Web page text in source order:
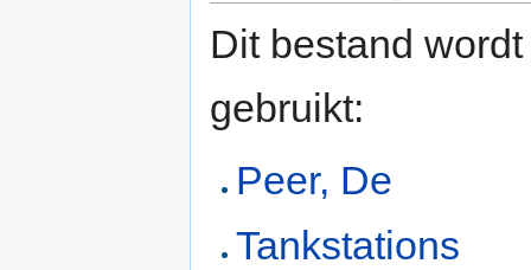
Dit bestand
gebruikt:
Peer, De
Tankstations